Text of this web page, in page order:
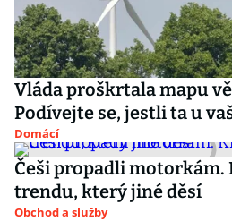
Vláda proškrtala mapu
Podívejte se, jestli ta u
Domácí
Češi propadli motorkám.
trendu, který jiné děsí
Obchod a služby